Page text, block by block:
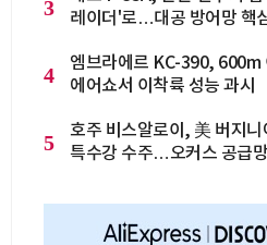
3
레이더'로…대공 방어망 핵
4
엠브라에르 KC-390,
에어쇼서 이착륙 성능 과시
5
호주 비스알로이, 美 버지니
특수강 수주…오커스 공급